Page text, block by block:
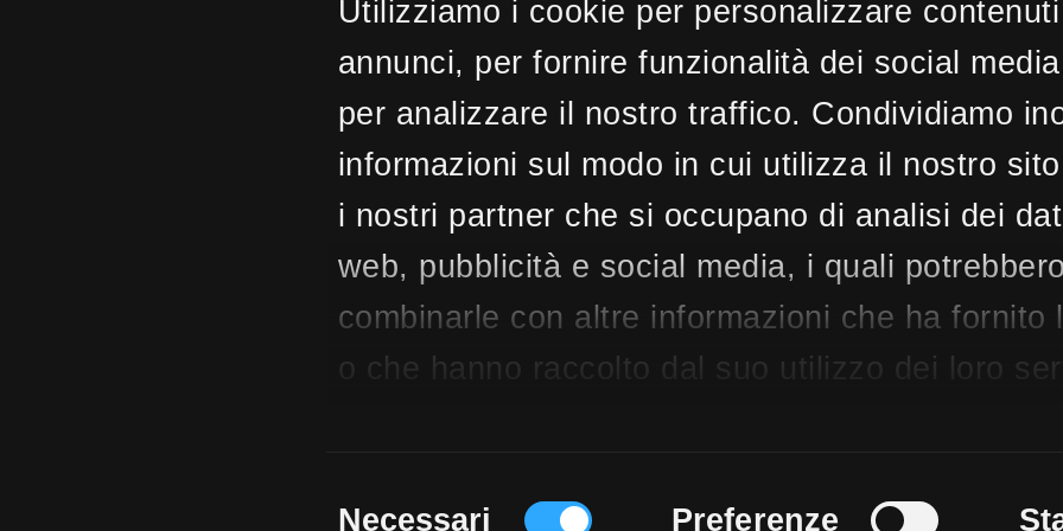
Utilizziamo i cookie per personalizzare contenuti
annunci, per fornire funzionalità dei social
per analizzare il nostro traffico. Condividiamo
informazioni sul modo in cui utilizza il nostro
i nostri partner che si occupano di analisi dei
web, pubblicità e social media, i quali potrebbero
combinarle con altre informazioni che ha fornito
o che hanno raccolto dal suo utilizzo dei loro
Necessari Preferenze
297 mq 3 Camere 3 Bagni 8 Locali